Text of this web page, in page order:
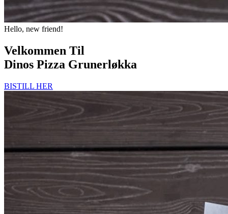
Hello, new friend!
Velkommen Til
Dinos Pizza Grunerløkka
BISTILL HER